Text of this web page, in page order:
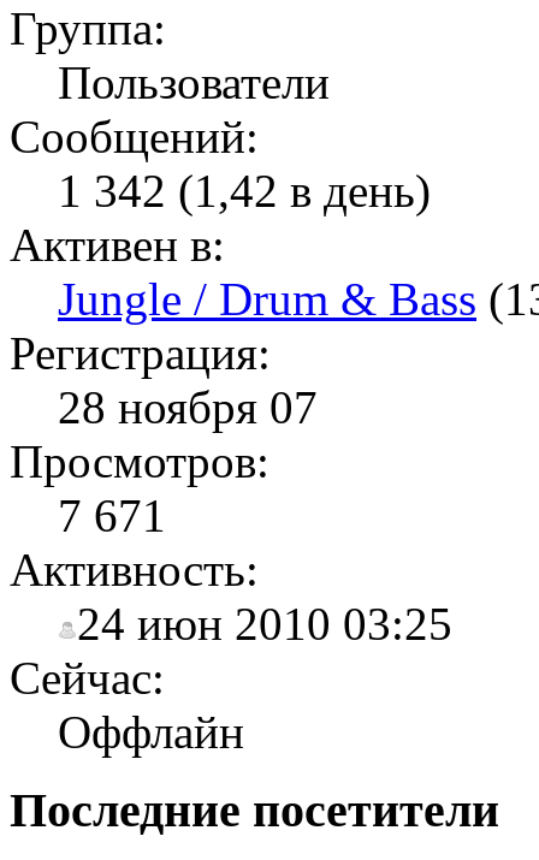
Группа:
Пользователи
Сообщений:
1 342 (1,42 в день)
Активен в:
Jungle / Drum & Bass
Регистрация:
28 ноября 07
Просмотров:
7 671
Активность:
24 июн 2010 03:25
Сейчас:
Оффлайн
Последние посетители